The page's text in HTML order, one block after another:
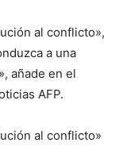
al conflicto»,
a una
añade en el
AFP.
al conflicto»